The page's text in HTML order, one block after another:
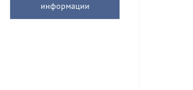
информации